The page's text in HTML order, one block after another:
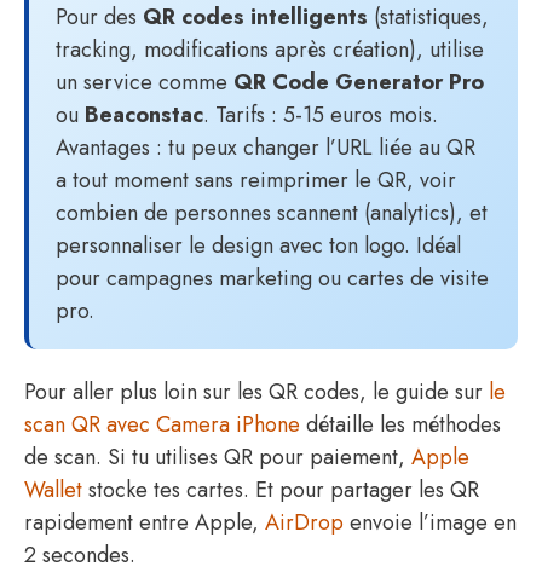
Pour des QR codes intelligents (statistiques,
tracking, modifications après création), utilise
un service comme QR Code Generator Pro
ou Beaconstac. Tarifs : 5-15 euros mois.
Avantages : tu peux changer l’URL liée au QR
a tout moment sans reimprimer le QR, voir
combien de personnes scannent (analytics), et
personnaliser le design avec ton logo. Idéal
pour campagnes marketing ou cartes de visite
pro.
Pour aller plus loin sur les QR codes, le guide sur le
scan QR avec Camera iPhone détaille les méthodes
de scan. Si tu utilises QR pour paiement, Apple
Walletstocke tes cartes. Et pour partager les QR
rapidement entre Apple, AirDropenvoie l’image en
2 secondes.